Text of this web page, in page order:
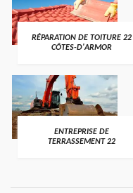
RÉPARATION DE TOITURE 22
CÔTES-D'ARMOR
ENTREPRISE DE
TERRASSEMENT 22